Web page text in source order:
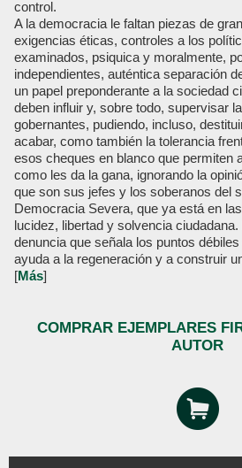
control.
A la democracia le faltan piezas de
exigencias éticas, controles a los
examinados, psiquica y moralmente,
independientes, auténtica separación
un papel preponderante a la sociedad
deben influir y, sobre todo, supervisar
gobernantes, pudiendo, incluso,
acabar, como también la tolerancia
esos cheques en blanco que permiten
como les da la gana, ignorando la
que son sus jefes y los soberanos del
Democracia Severa, que ya está en
lucidez, libertad y solvencia
denuncia que señala los puntos
ayuda a la regeneración y a construir
[Más]
COMPRAR EJEMPLARES
AUTOR